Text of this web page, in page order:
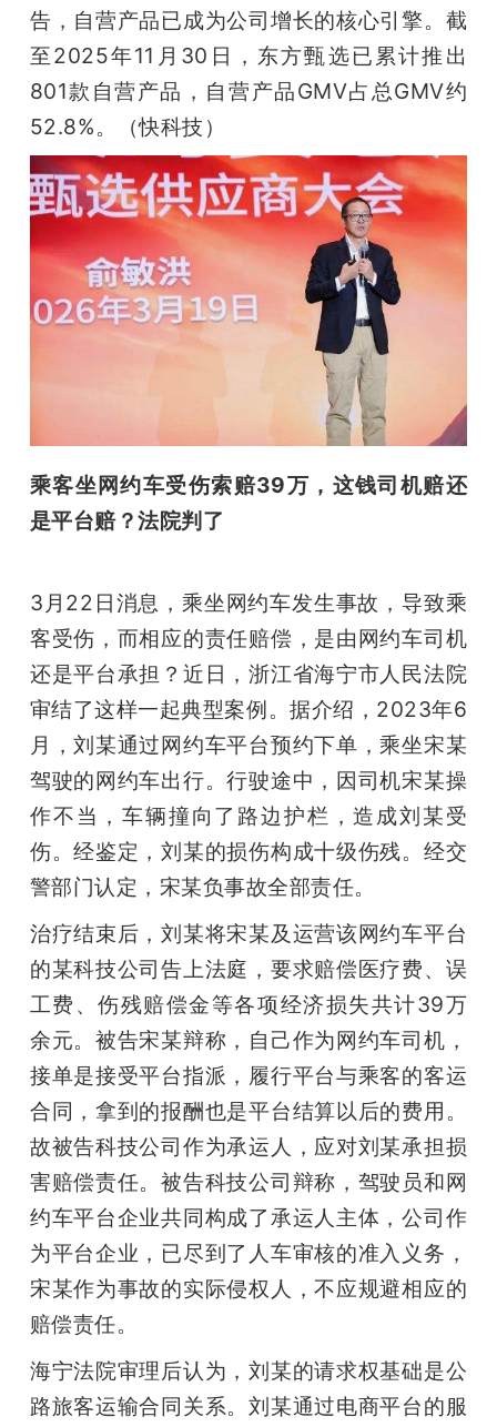
告，自营产品已成为公司增长的核心引擎。截
至2025年11月30日，东方甄选已累计推出
801款自营产品，自营产品GMV占总GMV约
52.8%。（快科技）
乘客坐网约车受伤索赔39万，这钱司机赔还
是平台赔？法院判了
3月22日消息，乘坐网约车发生事故，导致乘
客受伤，而相应的责任赔偿，是由网约车司机
还是平台承担？近日，浙江省海宁市人民法院
审结了这样一起典型案例。据介绍，2023年6
月，刘某通过网约车平台预约下单，乘坐宋某
驾驶的网约车出行。行驶途中，因司机宋某操
作不当，车辆撞向了路边护栏，造成刘某受
伤。经鉴定，刘某的损伤构成十级伤残。经交
警部门认定，宋某负事故全部责任。
治疗结束后，刘某将宋某及运营该网约车平台
的某科技公司告上法庭，要求赔偿医疗费、误
工费、伤残赔偿金等各项经济损失共计39万
余元。被告宋某辩称，自己作为网约车司机，
接单是接受平台指派，履行平台与乘客的客运
合同，拿到的报酬也是平台结算以后的费用。
故被告科技公司作为承运人，应对刘某承担损
害赔偿责任。被告科技公司辩称，驾驶员和网
约车平台企业共同构成了承运人主体，公司作
为平台企业，已尽到了人车审核的准入义务，
宋某作为事故的实际侵权人，不应规避相应的
赔偿责任。
海宁法院审理后认为，刘某的请求权基础是公
路旅客运输合同关系。刘某通过电商平台的服